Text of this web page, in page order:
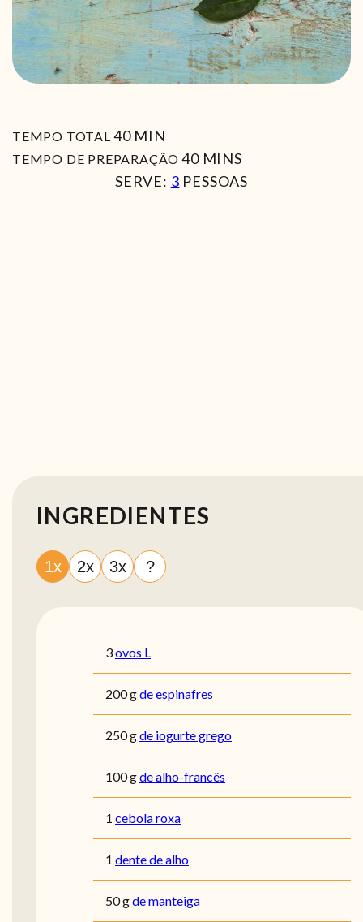
TEMPO TOTAL 40MIN
MIN
TEMPO DE PREPARAÇÃO 40MIN
MINS
SERVE: 3 PESSOAS
INGREDIENTES
1x 2x 3x ?
3ovos L
200gde espinafres
250gde iogurte grego
100gde alho-francês
1 cebola roxa
1 dente de alho
50gde manteiga